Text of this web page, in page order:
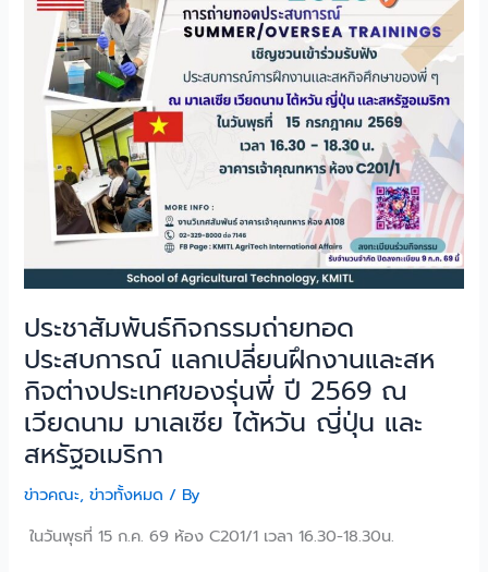
ประชาสัมพันธ์กิจกรรมถ่ายทอด
ประสบการณ์ แลกเปลี่ยนฝึกงานและสห
กิจต่างประเทศของรุ่นพี่ ปี 2569 ณ
เวียดนาม มาเลเซีย ไต้หวัน ญี่ปุ่น และ
สหรัฐอเมริกา
ข่าวคณะ,ข่าวทั้งหมด / By
ในวันพุธที่ 15 ก.ค. 69 ห้อง C201/1 เวลา 16.30-18.30น.
รุ่น
2569
เวียดนาม
มาเลเซีย
ไต้หวัน
ญี่ปุ่น